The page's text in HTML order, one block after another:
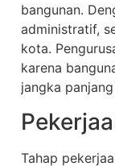
bangunan.
administratif,
kota.
karena
jangka
Tahap